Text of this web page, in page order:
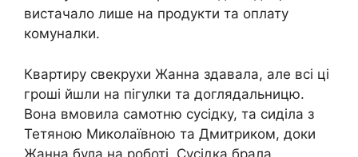
вистачало лише на продукти та оплату
комуналки.
Квартиру свекрухи Жанна здавала, але всі ці
гроші йшли на пігулки та доглядальницю.
Вона вмовила самотню сусідку, та сиділа з
Тетяною Миколаївною та Дмитриком, доки
Жанна була на роботі. Сусідка брала